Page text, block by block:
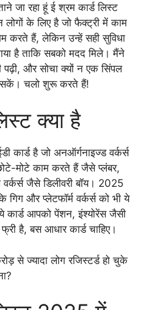
जा रहा हूं ई श्रम कार्ड लिस्ट
के लिए है जो फैक्ट्री में काम
करते हैं, लेकिन उन्हें सही सुविधा
है ताकि सबको मदद मिले। मैंने
पढ़ी, और सोचा क्यों न एक सिंपल
चलो शुरू करते हैं!
क्या है
कार्ड है जो अनऑर्गनाइज्ड वर्कर्स
मोटे काम करते हैं जैसे प्लंबर,
जैसे डिलीवरी बॉय। 2025
और प्लेटफॉर्म वर्कर्स को भी ये
कार्ड आपको पेंशन, इंश्योरेंस जैसी
है, बस आधार कार्ड चाहिए।
से ज्यादा लोग रजिस्टर्ड हो चुके